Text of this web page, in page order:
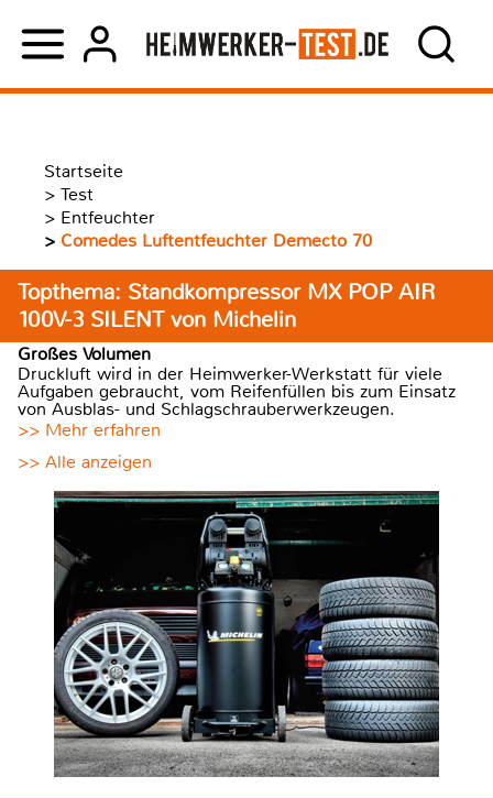
Startseite
> Test
> Entfeuchter
> Comedes Luftentfeuchter Demecto 70
Topthema: Standkompressor MX POP AIR
100V-3 SILENT von Michelin
Großes Volumen
Druckluft wird in der Heimwerker-Werkstatt für viele
Aufgaben gebraucht, vom Reifenfüllen bis zum Einsatz
von Ausblas- und Schlagschrauberwerkzeugen.
>> Mehr erfahren
>> Alle anzeigen